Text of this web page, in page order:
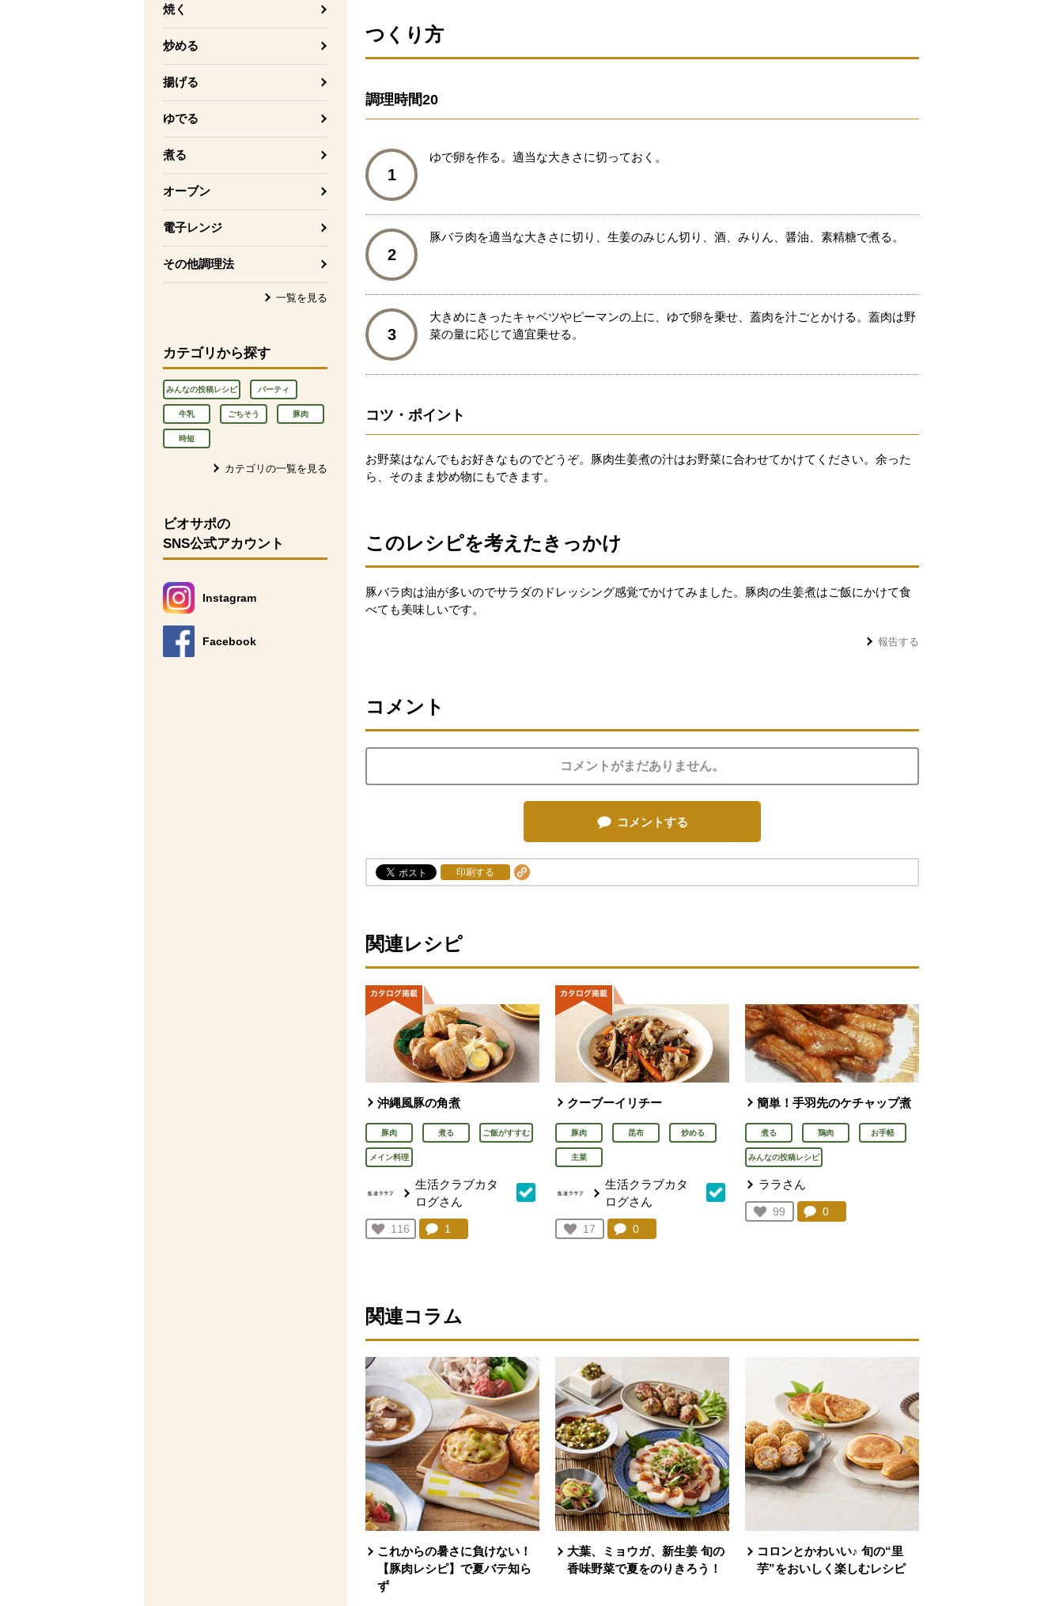
焼く
炒める
揚げる
ゆでる
煮る
オーブン
電子レンジ
その他調理法
一覧を見る
カテゴリから探す
みんなの投稿レシピ パーティ
牛乳 ごちそう 豚肉
時短
カテゴリの一覧を見る
ビオサポの
SNS公式アカウント
Instagram
別のウィンドウで開きます。
Facebook
別のウィンドウで開きます。
つくり方
調理時間20
1
ゆで卵を作る。適当な大きさに切っておく。
2
豚バラ肉を適当な大きさに切り、生姜のみじん切り、酒、みりん、醤油、素精糖で煮る。
3
大きめにきったキャベツやピーマンの上に、ゆで卵を乗せ、蓋肉を汁ごとかける。蓋肉は野
菜の量に応じて適宜乗せる。
コツ・ポイント
お野菜はなんでもお好きなものでどうぞ。豚肉生姜煮の汁はお野菜に合わせてかけてください。余った
ら、そのまま炒め物にもできます。
このレシピを考えたきっかけ
豚バラ肉は油が多いのでサラダのドレッシング感覚でかけてみました。豚肉の生姜煮はご飯にかけて食
べても美味しいです。
報告する
コメント
コメントがまだありません。
コメントする
印刷する
関連レシピ
沖縄風豚の角煮
豚肉 煮る ご飯がすすむ
メイン料理
生活クラブカタ
ログさん
お気に入り登録：
116
人が登録
コメント：
1
クーブーイリチー
豚肉 昆布 炒める
主菜
生活クラブカタ
ログさん
お気に入り登録：
17
人が登録
コメント：
0件。コメントを見る。
簡単！手羽先のケチャップ煮
煮る 鶏肉 お手軽
みんなの投稿レシピ
ララさん
お気に入り登録：
99
人が登録
コメント：
0件。コメントを見る。
関連コラム
これからの暑さに負けない！
【豚肉レシピ】で夏バテ知ら
ず
大葉、ミョウガ、新生姜 旬の
香味野菜で夏をのりきろう！
コロンとかわいい♪ 旬の“里
芋”をおいしく楽しむレシピ